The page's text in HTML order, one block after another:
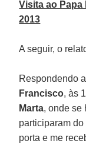
Visita ao
2013
A seguir, o
Respondendo
Francisco, às
Marta, onde se
participaram
porta e me